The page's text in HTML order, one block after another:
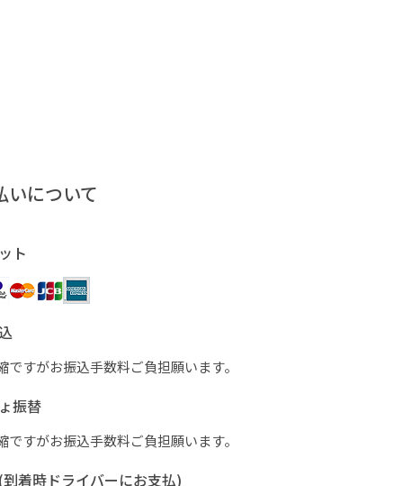
いについて
ト
ですがお振込手数料ご負担願います。
振替
ですがお振込手数料ご負担願います。
着時ドライバーにお支払)